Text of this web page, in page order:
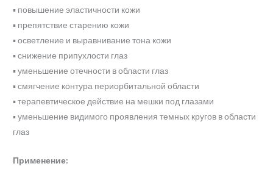
▪ повышение эластичности кожи
▪ препятствие старению кожи
▪ осветление и выравнивание тона кожи
▪ снижение припухлости глаз
▪ уменьшение отечности в области глаз
▪ смягчение контура периорбитальной области
▪ терапевтическое действие на мешки под глазами
▪ уменьшение видимого проявления темных кругов в области
глаз
Применение: